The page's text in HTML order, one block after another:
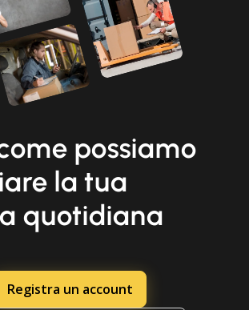
possiamo
la tua
quotidiana
Registra un account